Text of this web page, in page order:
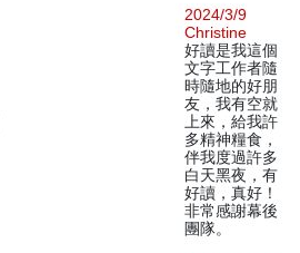
2024/3/9
Christine
好讀是我這個
文字工作者隨
時隨地的好朋
友，我有空就
上來，給我許
多精神糧食，
伴我度過許多
白天黑夜，有
好讀，真好！
非常感謝幕後
團隊。